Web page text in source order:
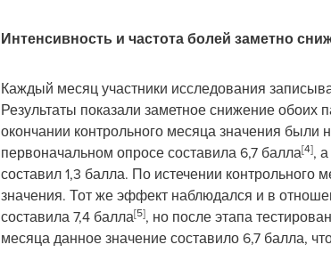
Интенсивность и частота болей заметно
Каждый месяц участники исследования
Результаты показали заметное снижение
окончании контрольного месяца значения
первоначальном опросе составила 6,7 балла[4],
составил 1,3 балла. По истечении
значения. Тот же эффект наблюдался и в
составила 7,4 балла[5], но после этапа
месяца данное значение составило 6,7 балла,